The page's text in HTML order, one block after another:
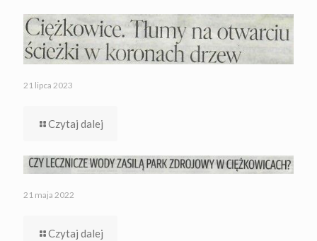
21 lipca 2023
Czytaj dalej
21 maja 2022
Czytaj dalej